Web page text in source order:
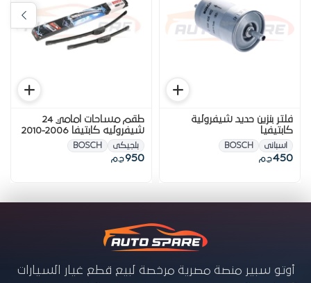
فلتر بنزين حديد شيفرولية
كابتيفيا
اسبانى BOSCH
450ج.م
طقم مساحات امامي 24
شيفروليه كابتيفا 2006-2010
بلجيكى BOSCH
950ج.م
أوتو سبير منصة مصرية مرخصة لبيع قطع غيار السيارات